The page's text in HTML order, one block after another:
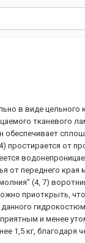
в виде цельного
тканевого
обеспечивает
простирается от
от переднего
(4, 7)
приоткрыть,
и менее
1,5 кг, благодаря